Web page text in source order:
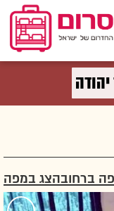
חדרים לפי שעה באור יהודה
ברחובהצג במפה